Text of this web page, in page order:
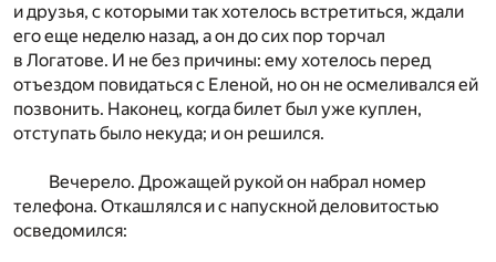
и друзья, с которыми так хотелось встретиться, ждали
его еще неделю назад, а он до сих пор торчал
в Логатове. И не без причины: ему хотелось перед
отъездом повидаться с Еленой, но он не осмеливался ей
позвонить. Наконец, когда билет был уже куплен,
отступать было некуда; и он решился.
Вечерело. Дрожащей рукой он набрал номер
телефона. Откашлялся и с напускной деловитостью
осведомился: